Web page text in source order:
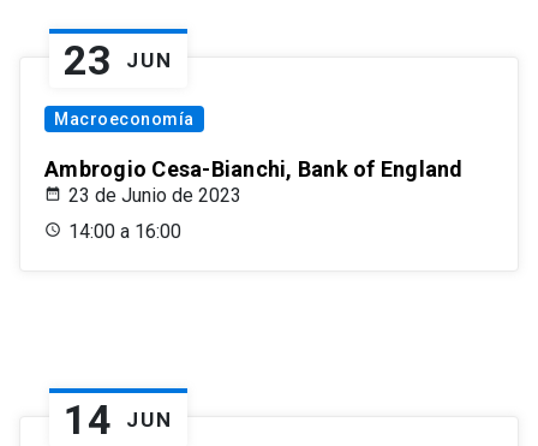
23 JUN
Macroeconomía
Ambrogio Cesa-Bianchi, Bank of England
23 de Junio de 2023
14:00 a 16:00
14 JUN